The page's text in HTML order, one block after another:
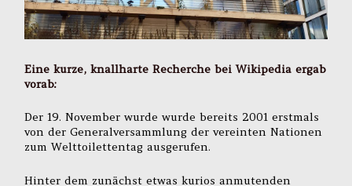
Eine kurze, knallharte Recherche bei Wikipedia ergab
vorab:
Der 19. November wurde wurde bereits 2001 erstmals
von der Generalversammlung der vereinten Nationen
zum Welttoilettentag ausgerufen.
Hinter dem zunächst etwas kurios anmutenden